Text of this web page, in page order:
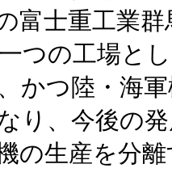
富士重工業
つの工場と
かつ陸・海
り、今後の
の生産を分